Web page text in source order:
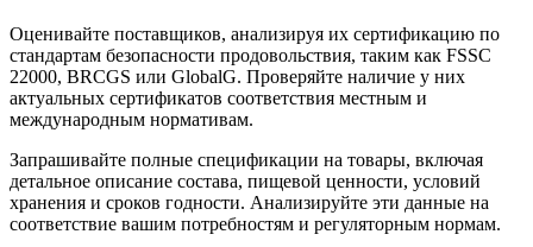
Оценивайте поставщиков, анализируя их сертификацию по
стандартам безопасности продовольствия, таким как FSSC
22000, BRCGS или GlobalG. Проверяйте наличие у них
актуальных сертификатов соответствия местным и
международным нормативам.
Запрашивайте полные спецификации на товары, включая
детальное описание состава, пищевой ценности, условий
хранения и сроков годности. Анализируйте эти данные на
соответствие вашим потребностям и регуляторным нормам.